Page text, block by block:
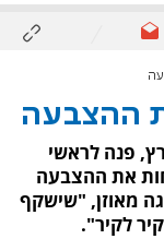
ההצבעה
פנה לראשי
את ההצבעה
מאוזן, "שישקף
לקיר".